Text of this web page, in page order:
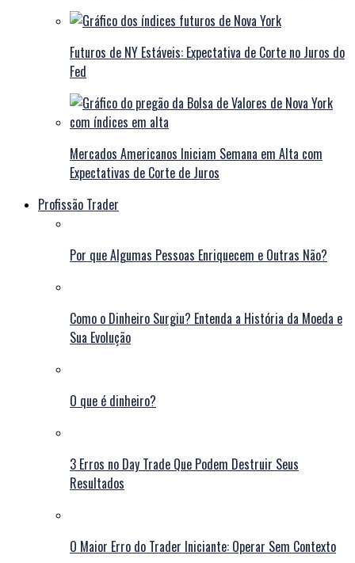
Futuros de NY Estáveis: Expectativa de Corte no Juros do
Fed
Mercados Americanos Iniciam Semana em Alta com
Expectativas de Corte de Juros
Profissão Trader
Por que Algumas Pessoas Enriquecem e Outras Não?
Como o Dinheiro Surgiu? Entenda a História da Moeda e
Sua Evolução
O que é dinheiro?
3 Erros no Day Trade Que Podem Destruir Seus
Resultados
O Maior Erro do Trader Iniciante: Operar Sem Contexto